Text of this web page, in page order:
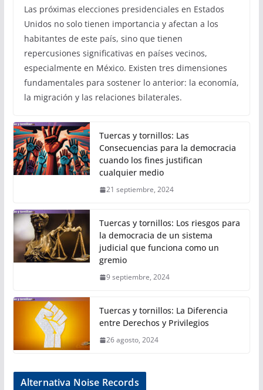
Las próximas elecciones presidenciales en Estados
Unidos no solo tienen importancia y afectan a los
habitantes de este país, sino que tienen
repercusiones significativas en países vecinos,
especialmente en México. Existen tres dimensiones
fundamentales para sostener lo anterior: la economía,
la migración y las relaciones bilaterales.
Tuercas y tornillos: Las
Consecuencias para la democracia
cuando los fines justifican
cualquier medio
21 septiembre, 2024
Tuercas y tornillos: Los riesgos para
la democracia de un sistema
judicial que funciona como un
gremio
9 septiembre, 2024
Tuercas y tornillos: La Diferencia
entre Derechos y Privilegios
26 agosto, 2024
Alternativa Noise Records